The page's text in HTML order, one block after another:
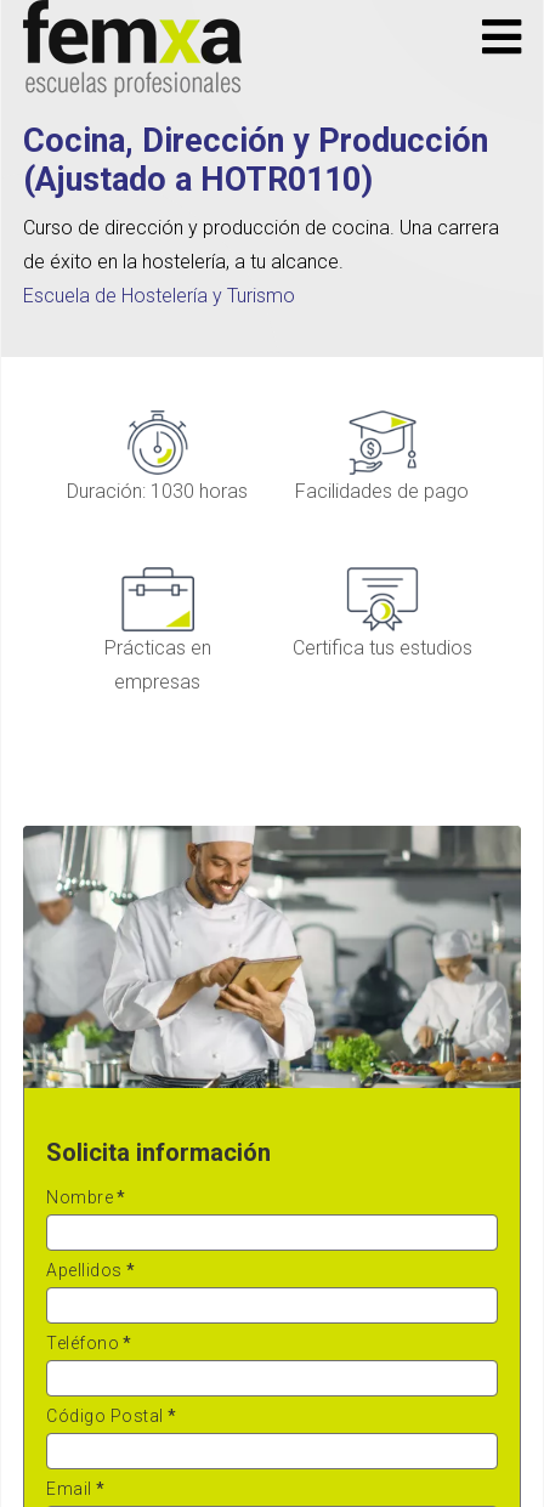
Cocina, Dirección y Producción
(Ajustado a HOTR0110)
Curso de dirección y producción de cocina. Una carrera
de éxito en la hostelería, a tu alcance.
Escuela de Hostelería y Turismo
Duración: 1030 horas Facilidades de pago
Prácticas en
empresas
Certifica tus estudios
Solicita información
Nombre*
Apellidos *
Teléfono *
Código Postal *
Email *